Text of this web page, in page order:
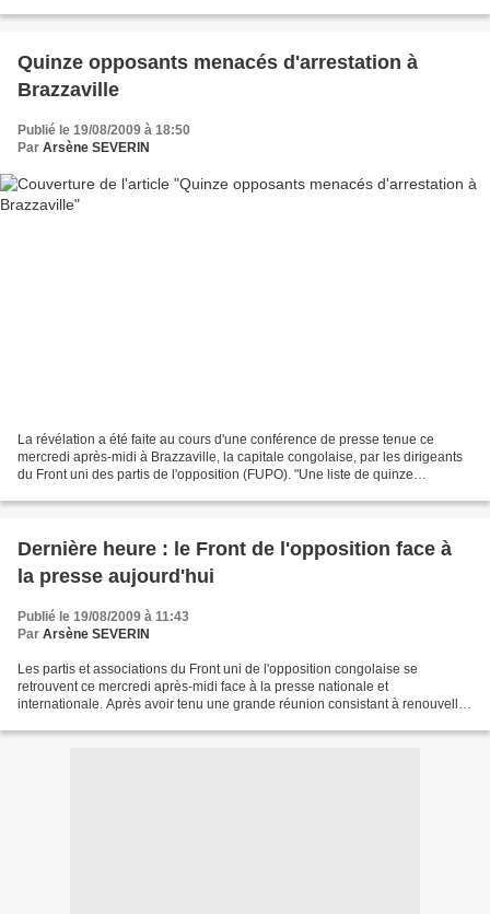
Quinze opposants menacés d'arrestation à
Brazzaville
Publié le 19/08/2009 à 18:50
Par Arsène SEVERIN
La révélation a été faite au cours d'une conférence de presse tenue ce
mercredi après-midi à Brazzaville, la capitale congolaise, par les dirigeants
du Front uni des partis de l'opposition (FUPO). "Une liste de quinze
Dernière heure : le Front de l'opposition face à
la presse aujourd'hui
Publié le 19/08/2009 à 11:43
Par Arsène SEVERIN
Les partis et associations du Front uni de l'opposition congolaise se
retrouvent ce mercredi après-midi face à la presse nationale et
internationale. Après avoir tenu une grande réunion consistant à renouveller